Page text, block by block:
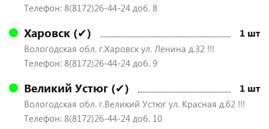
Телефон: 8(8172)26-44-24 доб. 8
Харовск (✔) 1 шт
Вологодская обл. г.Харовск ул. Ленина д.32 !!!
Телефон: 8(8172)26-44-24 доб. 9
Великий Устюг (✔) 1 шт
Вологодская обл. г.Великий Устюг ул. Красная д.62 !!!
Телефон: 8(8172)26-44-24 доб. 10